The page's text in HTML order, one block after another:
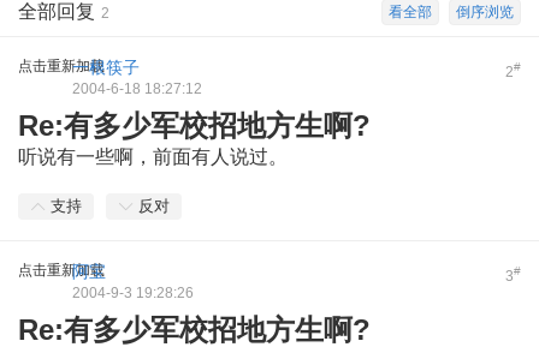
倒序浏览
看全部
全部回复 2
点击重新加载 2#
一根筷子
2004-6-18 18:27:12
Re:有多少军校招地方生啊?
听说有一些啊，前面有人说过。
支持 反对
点击重新加载 3#
阿宝
2004-9-3 19:28:26
Re:有多少军校招地方生啊?